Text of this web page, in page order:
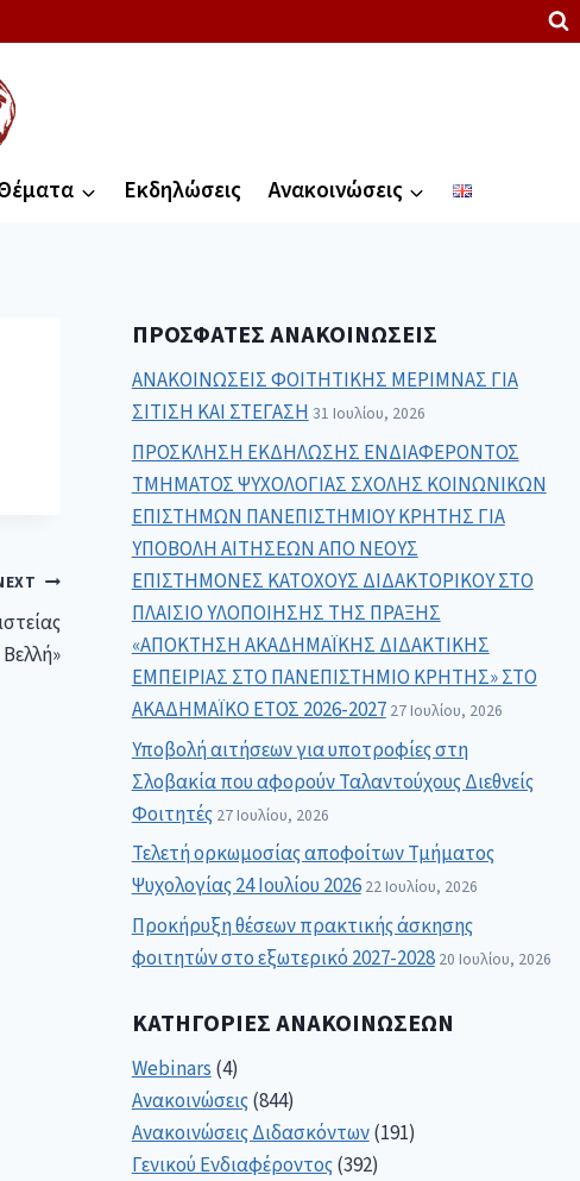
Εκδηλώσεις Ανακοινώσεις
ΠΡΌΣΦΑΤΕΣ ΑΝΑΚΟΙΝΏΣΕΙΣ
ΑΝΑΚΟΙΝΩΣΕΙΣ ΦΟΙΤΗΤΙΚΗΣ ΜΕΡΙΜΝΑΣ ΓΙΑ
ΣΙΤΙΣΗ ΚΑΙ ΣΤΕΓΑΣΗ31 Ιουλίου, 2026
ΠΡΟΣΚΛΗΣΗ ΕΚΔΗΛΩΣΗΣ ΕΝΔΙΑΦΕΡΟΝΤΟΣ
ΤΜΗΜΑΤΟΣ ΨΥΧΟΛΟΓΙΑΣ ΣΧΟΛΗΣ ΚΟΙΝΩΝΙΚΩΝ
ΕΠΙΣΤΗΜΩΝ ΠΑΝΕΠΙΣΤΗΜΙΟΥ ΚΡΗΤΗΣ ΓΙΑ
ΥΠΟΒΟΛΗ ΑΙΤΗΣΕΩΝ ΑΠΟ ΝΕΟΥΣ
ΕΠΙΣΤΗΜΟΝΕΣ ΚΑΤΟΧΟΥΣ ΔΙΔΑΚΤΟΡΙΚΟΥ ΣΤΟ
ΠΛΑΙΣΙΟ ΥΛΟΠΟΙΗΣΗΣ ΤΗΣ ΠΡΑΞΗΣ
«ΑΠΟΚΤΗΣΗ ΑΚΑΔΗΜΑΪΚΗΣ ΔΙΔΑΚΤΙΚΗΣ
ΕΜΠΕΙΡΙΑΣ ΣΤΟ ΠΑΝΕΠΙΣΤΗΜΙΟ ΚΡΗΤΗΣ» ΣΤΟ
ΑΚΑΔΗΜΑΪΚΟ ΕΤΟΣ 2026-2027 27 Ιουλίου, 2026
Υποβολή αιτήσεων για υποτροφίες στη
Σλοβακία που αφορούν Ταλαντούχους Διεθνείς
Φοιτητές 27 Ιουλίου, 2026
Τελετή ορκωμοσίας αποφοίτων Τμήματος
Ψυχολογίας 24 Ιουλίου 2026 22 Ιουλίου, 2026
Προκήρυξη θέσεων πρακτικής άσκησης
φοιτητών στο εξωτερικό 2027-2028 20 Ιουλίου, 2026
ΚΑΤΗΓΟΡΊΕΣ ΑΝΑΚΟΙΝΏΣΕΩΝ
Webinars (4)
Ανακοινώσεις(844)
Ανακοινώσεις Διδασκόντων(191)
Γενικού Ενδιαφέροντος(392)